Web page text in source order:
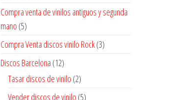
Compra venta de vinilos antiguos y segunda
mano (5)
Compra Venta discos vinilo Rock(3)
Discos Barcelona (12)
Tasar discos de vinilo (2)
Vender discos de vinilo (5)